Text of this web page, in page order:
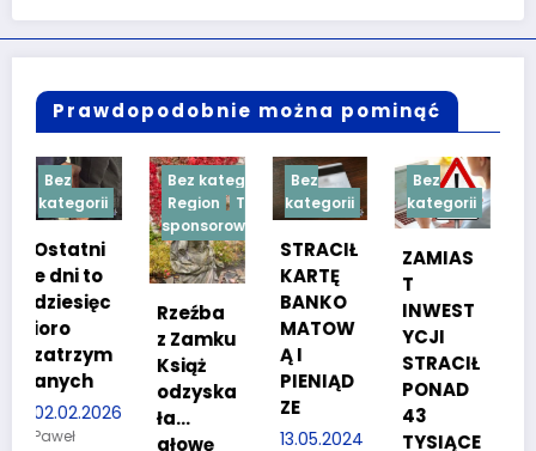
Prawdopodobnie można pominąć
Bez kategorii
Region
Treść
sponsorowana
Rzeźba
z Zamku
Książ
odzyska
ła…
głowę
Bez
kategorii
STRACIŁ
KARTĘ
BANKO
MATOW
Ą I
PIENIĄD
ZE
13.05.2024
Bez
kategorii
ZAMIAS
T
INWEST
YCJI
PONAD
TYSIĄCE
Bez
kategorii
TESTY
NOŚCIO
WE DLA
KANDYD
ATÓW
DO
POLICJI